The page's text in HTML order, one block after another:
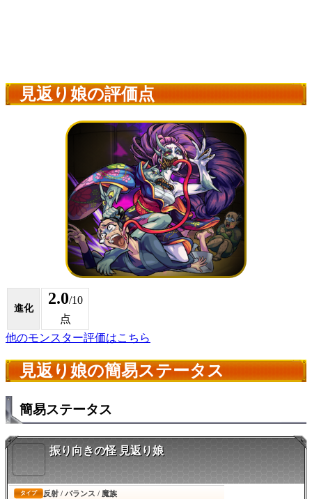
見返り娘の評価点
進化
2.0/10
点
他のモンスター評価はこちら
見返り娘の簡易ステータス
簡易ステータス
振り向きの怪 見返り娘
タイプ 反射 / バランス / 魔族